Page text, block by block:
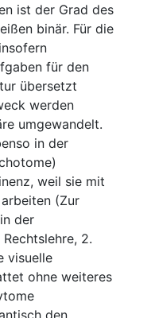
ist der Grad des
binär. Für die
für den
übersetzt
werden
umgewandelt.
in der
weil sie mit
(Zur
der
2.
visuelle
ohne weiteres